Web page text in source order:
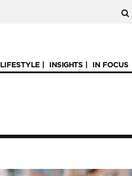
LIFESTYLE INSIGHTS IN FOCUS